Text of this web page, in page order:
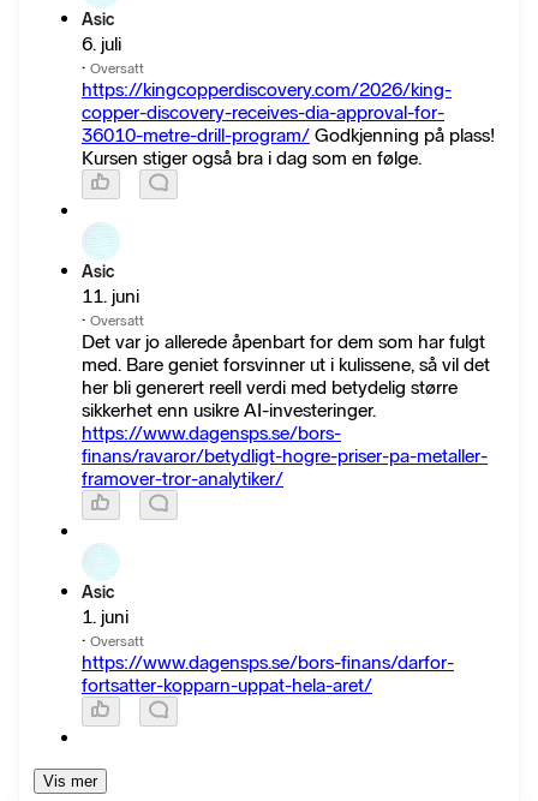
Asic
6. juli
· Oversatt
https://kingcopperdiscovery.com/2026/king-
copper-discovery-receives-dia-approval-for-
36010-metre-drill-program/ Godkjenning på plass!
Kursen stiger også bra i dag som en følge.
Asic
11. juni
· Oversatt
Det var jo allerede åpenbart for dem som har fulgt
med. Bare geniet forsvinner ut i kulissene, så vil det
her bli generert reell verdi med betydelig større
sikkerhet enn usikre AI-investeringer.
https://www.dagensps.se/bors-
finans/ravaror/betydligt-hogre-priser-pa-metaller-
framover-tror-analytiker/
Asic
1. juni
· Oversatt
https://www.dagensps.se/bors-finans/darfor-
fortsatter-kopparn-uppat-hela-aret/
Vis mer